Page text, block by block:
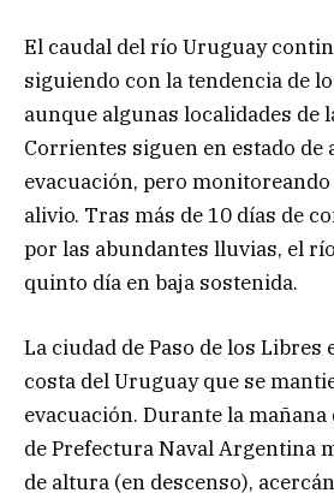
El caudal del río Uruguay
siguiendo con la tendencia de
aunque algunas localidades de
Corrientes siguen en estado de
evacuación, pero
alivio. Tras más de 10 días de
por las abundantes lluvias, el
quinto día en baja sostenida.
La ciudad de Paso de los Libres
costa del Uruguay que se
evacuación. Durante la
de Prefectura Naval Argentina
de altura (en descenso),